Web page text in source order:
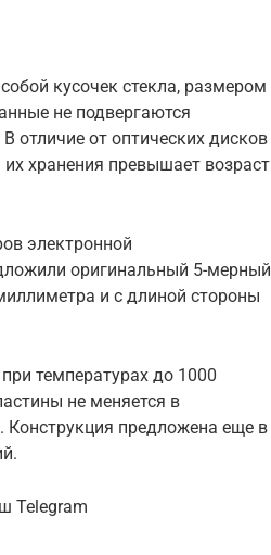
кусочек стекла, размером
не подвергаются
отличие от оптических дисков
хранения превышает возраст
электронной
оригинальный 5-мерный
и с длиной стороны
температурах до 1000
не меняется в
Конструкция предложена еще в
Telegram